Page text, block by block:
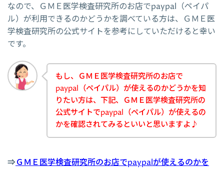
なので、ＧＭＥ医学検査研究所のお店でpaypal（ペイパ
ル）が利用できるのかどうかを調べている方は、ＧＭＥ医
学検査研究所の公式サイトを参考にしていただけると幸い
です。
もし、ＧＭＥ医学検査研究所のお店で
paypal（ペイパル）が使えるのかどうかを知
りたい方は、下記、ＧＭＥ医学検査研究所の
公式サイトでpaypal（ペイパル）が使えるの
かを確認されてみるといいと思いますよ♪
⇒ＧＭＥ医学検査研究所のお店でpaypalが使えるのかを